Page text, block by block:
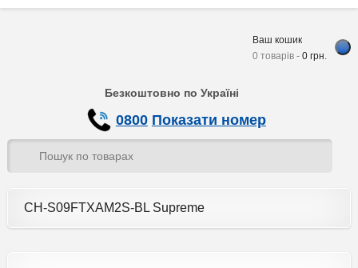
Ваш кошик
0 товарів -0 грн.
Безкоштовно по Україні
0800 Показати номер
CH-S09FTXAM2S-BL Supreme